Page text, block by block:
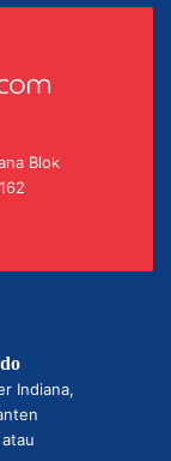
Blok
Indiana,